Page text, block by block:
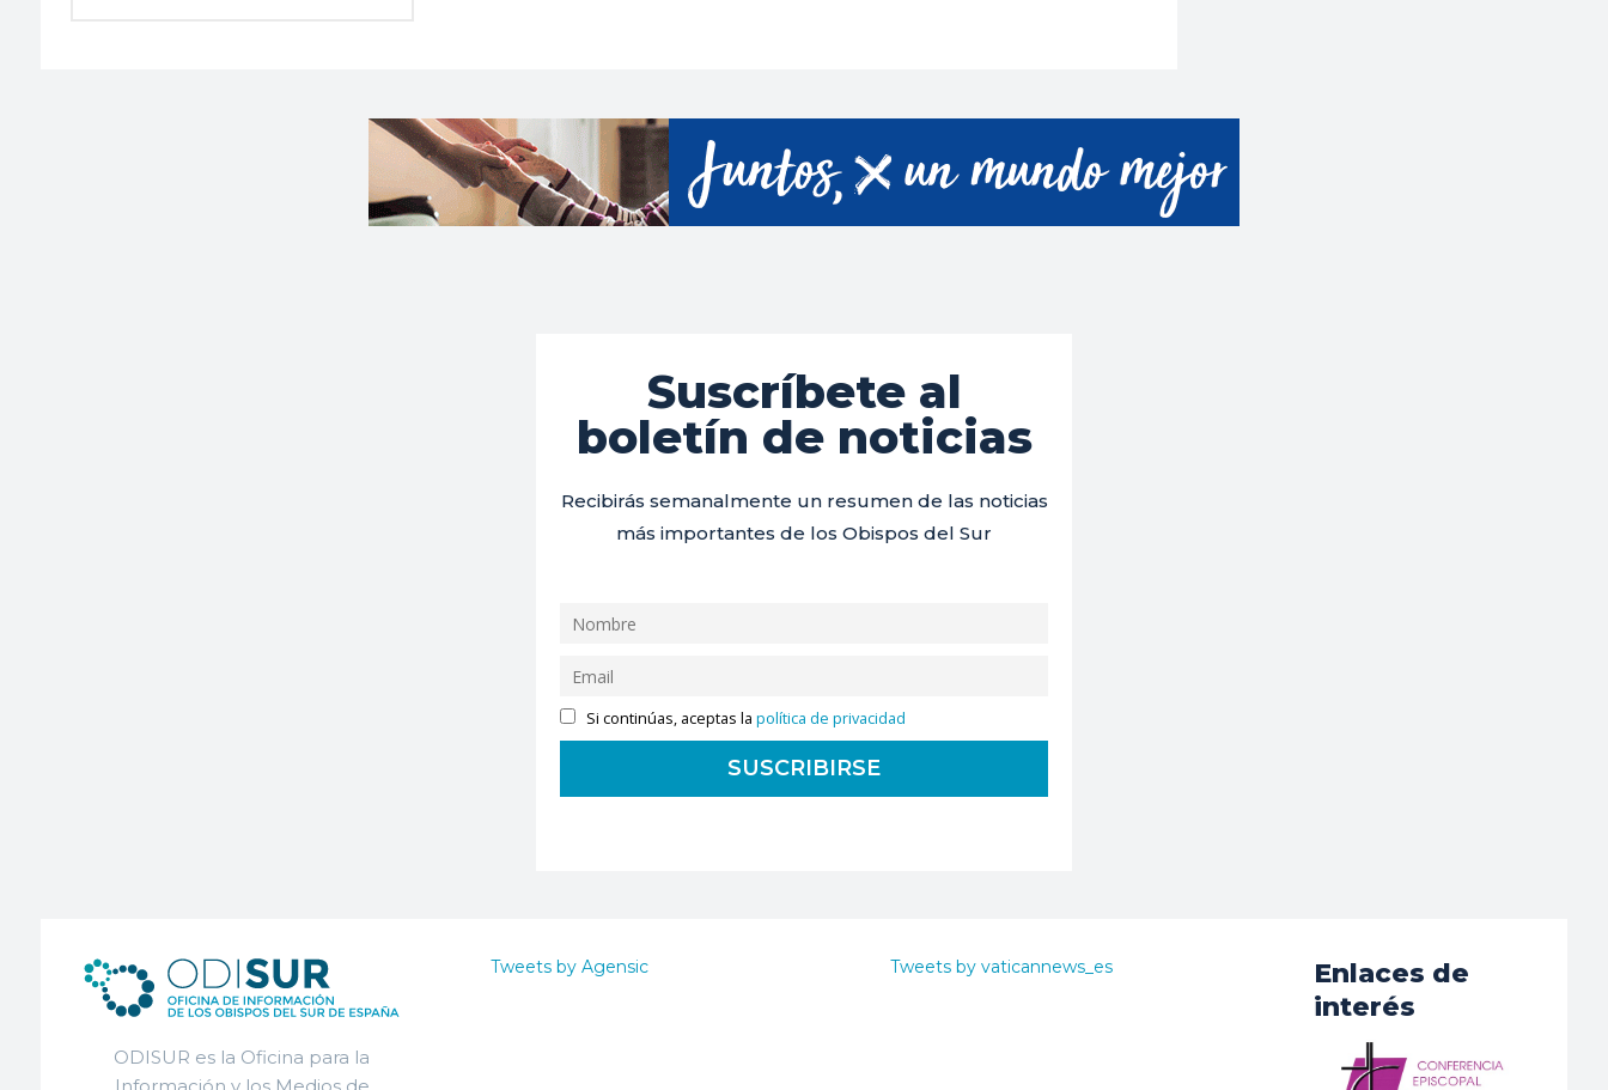
Suscríbete al
boletín de noticias
Recibirás semanalmente un resumen de las noticias
más importantes de los Obispos del Sur
Si continúas, aceptas lapolítica de privacidad
ODISUR es la Oficina para la
Tweets by Agensic Tweets by vaticannews_es
Enlaces de
interés